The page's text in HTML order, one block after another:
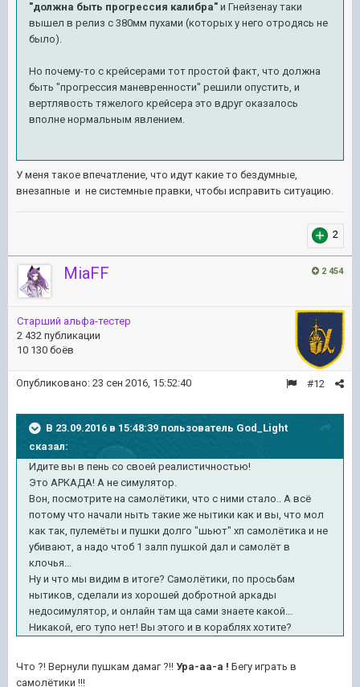
"должна быть прогрессия калибра" и Гнейзенау таки
вышел в релиз с 380мм пухами (которых у него отродясь не
было).
Но почему-то с крейсерами тот простой факт, что должна
быть "прогрессия маневренности" решили опустить, и
вертлявость тяжелого крейсера это вдруг оказалось
вполне нормальным явлением.
У меня такое впечатление, что идут какие то бездумные,
внезапные и не системные правки, чтобы исправить ситуацию.
2
2 454
MiaFF
Старший альфа-тестер
2 432 публикации
10 130 боёв
#12
Опубликовано: 23 сен 2016, 15:52:40
В 23.09.2016 в 15:48:39 пользователь God_Light
сказал:
Идите вы в пень со своей реалистичностью!
Это АРКАДА! А не симулятор.
Вон, посмотрите на самолётики, что с ними стало.. А всё
потому что начали ныть такие же нытики как и вы, что мол
как так, пулемёты и пушки долго "шьют" хп самолётика и не
убивают, а надо чтоб 1 залп пушкой дал и самолёт в
клочья...
Ну и что мы видим в итоге? Самолётики, по просьбам
нытиков, сделали из хорошей добротной аркады
недосимулятор, и онлайн там ща сами знаете какой...
Никакой, его тупо нет! Вы этого и в кораблях хотите?
Что ?! Вернули пушкам дамаг ?!! Ура-аа-а ! Бегу играть в
самолётики !!!